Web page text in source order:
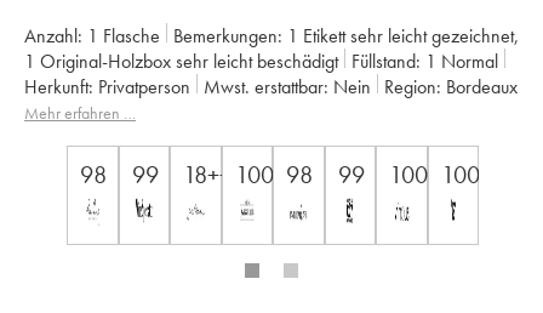
Anzahl: 1 Flasche Bemerkungen: 1 Etikett sehr leicht gezeichnet,
1 Original-Holzbox sehr leicht beschädigt Füllstand: 1 Normal
Herkunft:
privatperson Mwst. erstattbar: nein Region:
Bordeaux
Appellation:
Mehr erfahren …
98 99 18++ 100 98 99 100 100